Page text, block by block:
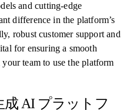
and cutting-edge
difference in the platform’s
robust customer support and
for ensuring a smooth
team to use the platform
成 AI プラットフ